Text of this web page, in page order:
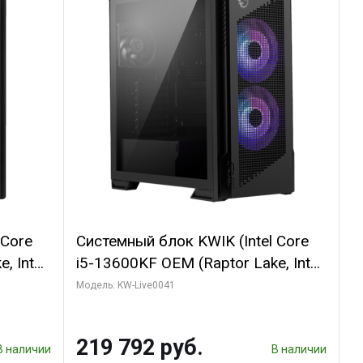
Intel
наличии
Системный блок KWIK (Intel Core
i5-13600KF OEM (Raptor Lake, Intel
7, C14 8EC/6PC/ 16 ГБ ОЗУ (2
256bit 3xDP HD/ 512 ГБ SSD)
Модель: KW-Live0041
219 792 руб. В наличии